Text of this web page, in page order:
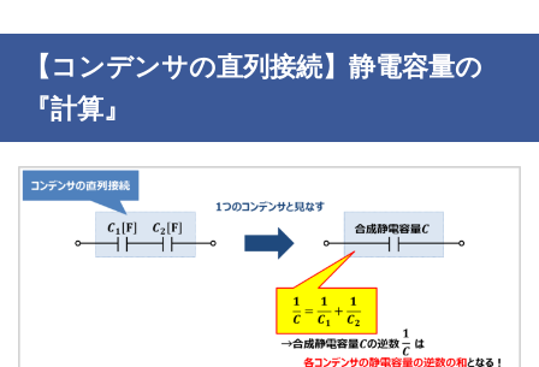
【コンデンサの直列接続】静電容量の
『計算』